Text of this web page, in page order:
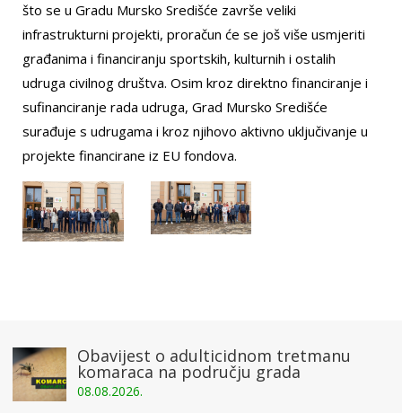
što se u Gradu Mursko Središće završe veliki
infrastrukturni projekti, proračun će se još više usmjeriti
građanima i financiranju sportskih, kulturnih i ostalih
udruga civilnog društva. Osim kroz direktno financiranje i
sufinanciranje rada udruga, Grad Mursko Središće
surađuje s udrugama i kroz njihovo aktivno uključivanje u
projekte financirane iz EU fondova.
Obavijest o adulticidnom tretmanu
komaraca na području grada
08.08.2026.